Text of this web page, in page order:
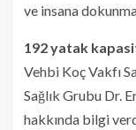
ve insana
192 yatak
Vehbi Koç Vakfı
Sağlık Grubu Dr.
hakkında bilgi